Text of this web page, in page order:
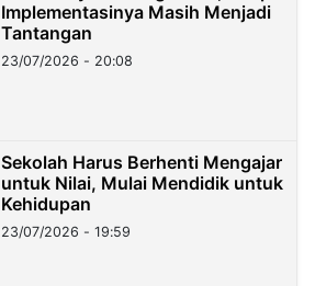
Implementasinya Masih Menjadi
Tantangan
23/07/2026 - 20:08
Sekolah Harus Berhenti Mengajar
untuk Nilai, Mulai Mendidik untuk
Kehidupan
23/07/2026 - 19:59